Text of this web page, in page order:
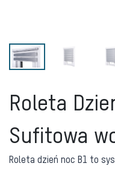
Roleta
Sufitowa
Roleta dzień noc B1 to